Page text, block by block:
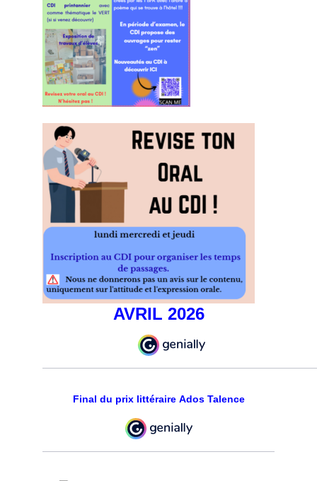
Procédure de candidature
CAP Commercialisation et Services en Hôtel-Café-Restaurant
CAP « Cuisine »
CAP PATISSIER
BAC Professionnel « boulanger pâtissier »
BAC Professionnel « Commercialisation et services en restauration »
BAC PRO Cuisine
BAC Technologique « Hôtellerie »
Après le baccalauréat
Procédure de candidature et d’inscription
Année de Mise à Niveau
BTS Management en Hôtellerie-Restauration
BTS Tourisme
Les certificats de spécialisation en un an
Sommellerie
Desserts de restaurant
AVRIL 2026
Final du prix littéraire Ados Talence